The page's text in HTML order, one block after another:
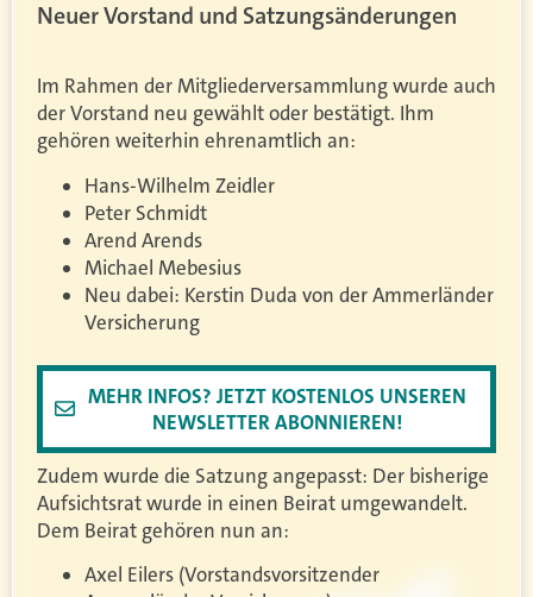
Neuer Vorstand und Satzungsänderungen
Im Rahmen der Mitgliederversammlung wurde auch
der Vorstand neu gewählt oder bestätigt. Ihm
gehören weiterhin ehrenamtlich an:
Hans-Wilhelm Zeidler
Peter Schmidt
Arend Arends
Michael Mebesius
Neu dabei: Kerstin Duda von der Ammerländer
Versicherung
MEHR INFOS? JETZT KOSTENLOS UNSEREN
NEWSLETTER ABONNIEREN!
Zudem wurde die Satzung angepasst: Der bisherige
Aufsichtsrat wurde in einen Beirat umgewandelt.
Dem Beirat gehören nun an:
Axel Eilers (Vorstandsvorsitzender